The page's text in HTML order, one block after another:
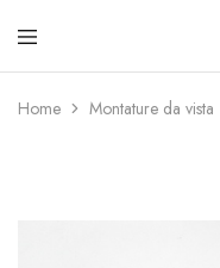
Home Montature da vista